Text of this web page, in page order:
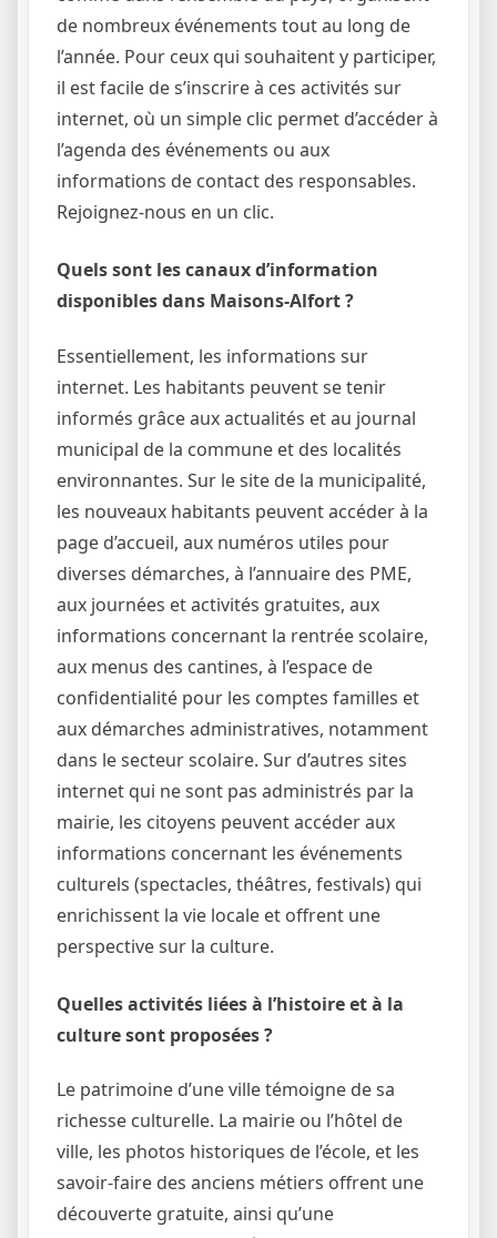
de nombreux événements tout au long de
l’année. Pour ceux qui souhaitent y participer,
il est facile de s’inscrire à ces activités sur
internet, où un simple clic permet d’accéder à
l’agenda des événements ou aux
informations de contact des responsables.
Rejoignez-nous en un clic.
Quels sont les canaux d’information
disponibles dans Maisons-Alfort ?
Essentiellement, les informations sur
internet. Les habitants peuvent se tenir
informés grâce aux actualités et au journal
municipal de la commune et des localités
environnantes. Sur le site de la municipalité,
les nouveaux habitants peuvent accéder à la
page d’accueil, aux numéros utiles pour
diverses démarches, à l’annuaire des PME,
aux journées et activités gratuites, aux
informations concernant la rentrée scolaire,
aux menus des cantines, à l’espace de
confidentialité pour les comptes familles et
aux démarches administratives, notamment
dans le secteur scolaire. Sur d’autres sites
internet qui ne sont pas administrés par la
mairie, les citoyens peuvent accéder aux
informations concernant les événements
culturels (spectacles, théâtres, festivals) qui
enrichissent la vie locale et offrent une
perspective sur la culture.
Quelles activités liées à l’histoire et à la
culture sont proposées ?
Le patrimoine d’une ville témoigne de sa
richesse culturelle. La mairie ou l’hôtel de
ville, les photos historiques de l’école, et les
savoir-faire des anciens métiers offrent une
découverte gratuite, ainsi qu’une